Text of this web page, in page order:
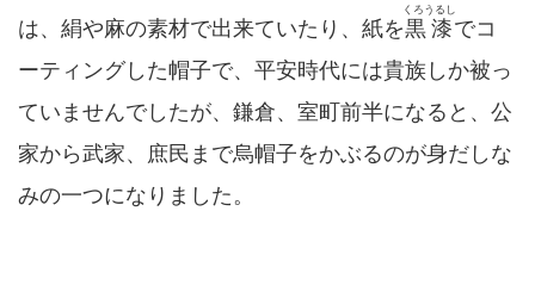
は、絹や麻の素材で出来ていたり、紙を黒漆
くろうるし
でコ
ーティングした帽子で、平安時代には貴族しか被っ
ていませんでしたが、鎌倉、室町前半になると、公
家から武家、庶民まで烏帽子をかぶるのが身だしな
みの一つになりました。